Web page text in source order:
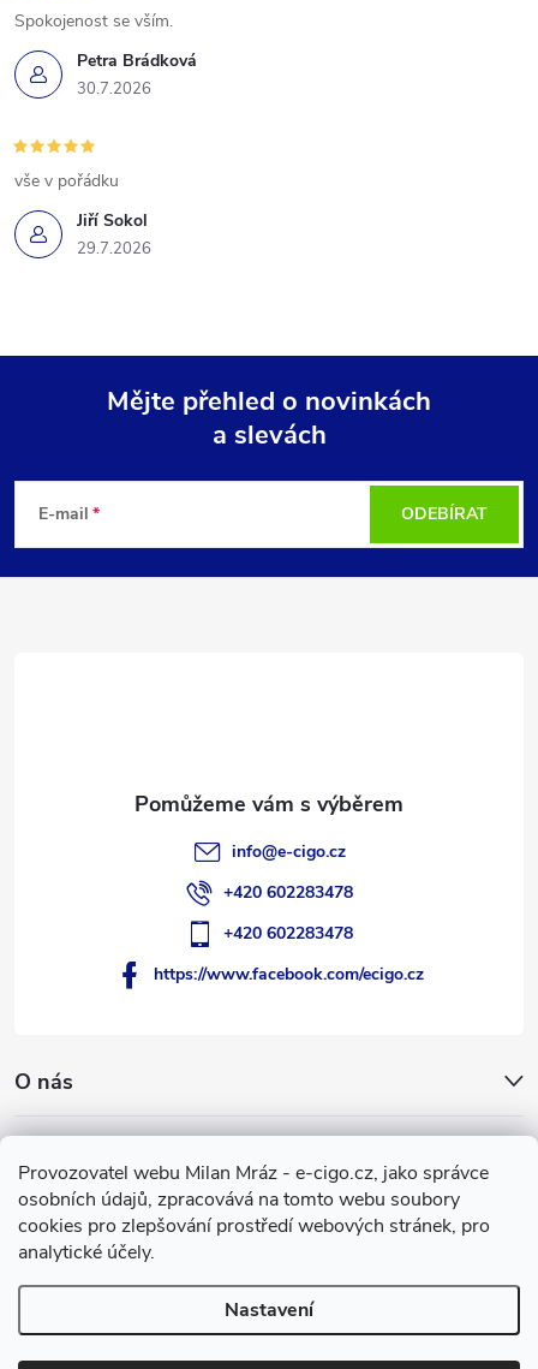
Provozovatel webu Milan Mráz - e-cigo.cz, jako správce
osobních údajů, zpracovává na tomto webu soubory
cookies pro zlepšování prostředí webových stránek, pro
analytické účely.
Nastavení
Petra Brádková
30.7.2026
Spokojenost se vším.
Jiří Sokol
29.7.2026
vše v pořádku
p
Mějte přehled o novinkách
a slevách
E-mail ODEBÍRAT
O nás
Facebook
info@e-cigo.cz
+420 602283478
+420 602283478
https://www.facebook.com/ecigo.cz
Copyright 2007-2026e-cigo.cz. Všechna práva vyhrazena.